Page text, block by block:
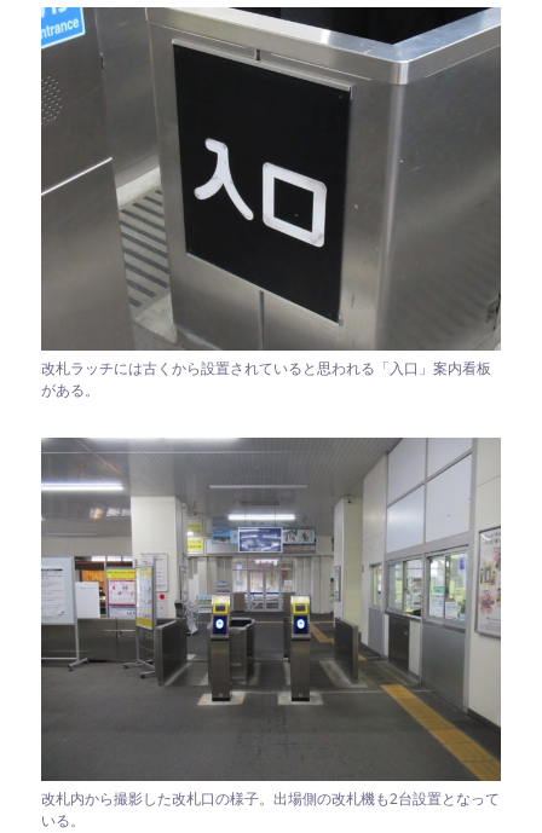
改札ラッチには古くから設置されていると思われる「入口」案内看板
がある。
改札内から撮影した改札口の様子。出場側の改札機も2台設置となって
いる。